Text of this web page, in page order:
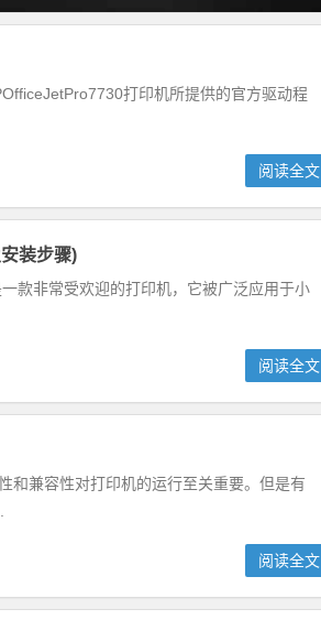
打印机所提供的官方驱动程
阅读全文
装步骤)
款非常受欢迎的打印机，它被广泛应用于小
阅读全文
和兼容性对打印机的运行至关重要。但是有
阅读全文